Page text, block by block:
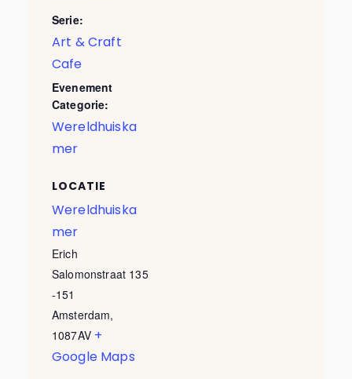
Serie:
Art & Craft
Cafe
Evenement
Categorie:
Wereldhuiska
mer
LOCATIE
Wereldhuiska
mer
Erich
Salomonstraat 135
-151
Amsterdam,
1087AV +
Google Maps